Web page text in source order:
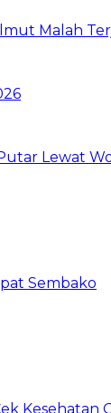
Malah
Lewat
Sembako